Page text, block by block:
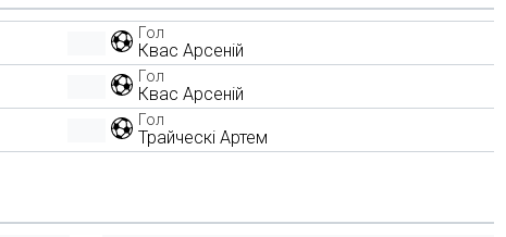
Гол
Квас Арсеній
Гол
Квас Арсеній
Гол
Трайческі Артем